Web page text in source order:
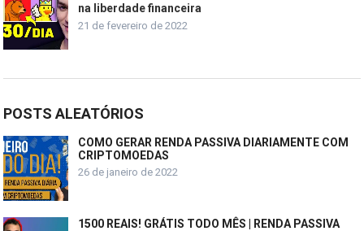
na liberdade financeira
21 de fevereiro de 2022
POSTS ALEATÓRIOS
COMO GERAR RENDA PASSIVA DIARIAMENTE COM
CRIPTOMOEDAS
26 de janeiro de 2022
1500 REAIS! GRÁTIS TODO MÊS | RENDA PASSIVA